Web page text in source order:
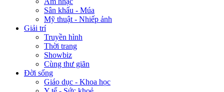
Sân khấu - Múa
Mỹ thuật - Nhiếp ảnh
Giải trí
Truyền hình
Thời trang
Showbiz
Cùng thư giãn
Đời sống
Giáo dục - Khoa học